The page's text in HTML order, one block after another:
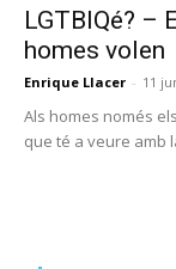
LGTBIQé? –
homes volen
Enrique Llacer - 11
Als homes només
que té a veure amb